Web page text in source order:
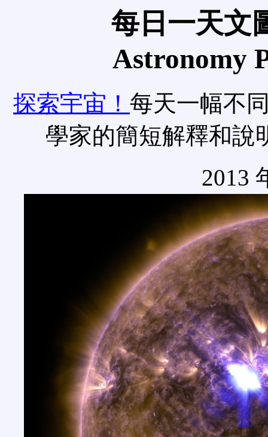
每日一天文
Astronomy
探索宇宙！ 每天一幅不
學家的簡短解釋和說
2013